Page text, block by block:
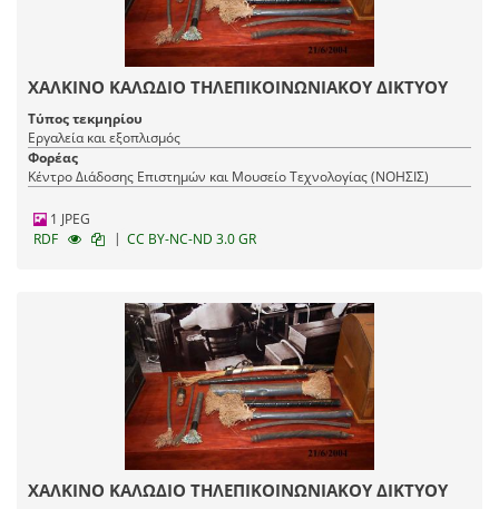
ΧΑΛΚΙΝΟ ΚΑΛΩΔΙΟ ΤΗΛΕΠΙΚΟΙΝΩΝΙΑΚΟΥ ΔΙΚΤΥΟΥ
Τύπος τεκμηρίου
Εργαλεία και εξοπλισμός
Φορέας
Κέντρο Διάδοσης Επιστημών και Μουσείο Τεχνολογίας (ΝΟΗΣΙΣ)
1 JPEG
RDF
| CC BY-NC-ND 3.0 GR
ΧΑΛΚΙΝΟ ΚΑΛΩΔΙΟ ΤΗΛΕΠΙΚΟΙΝΩΝΙΑΚΟΥ ΔΙΚΤΥΟΥ